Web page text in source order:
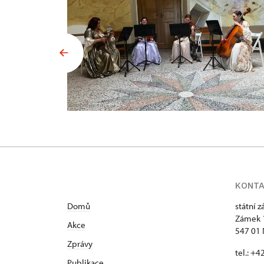
Domů
Akce
Zprávy
státní
Zámek
547 01
tel.: